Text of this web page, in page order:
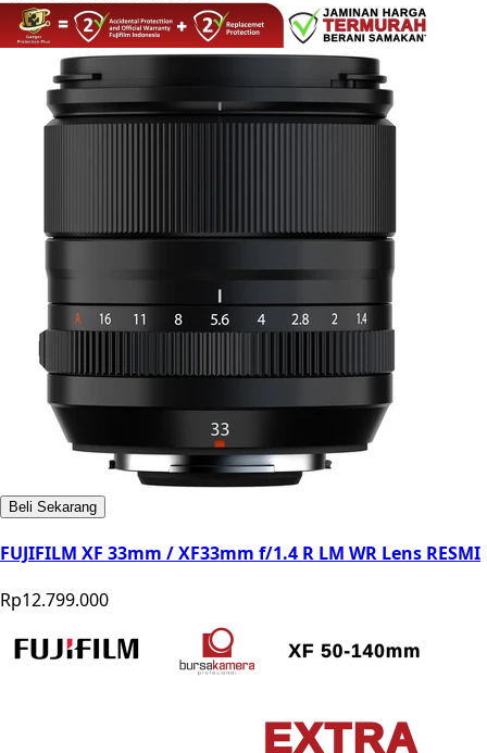
Beli Sekarang
FUJIFILM XF 33mm / XF33mm f/1.4 R LM WR Lens RESMI
Rp12.799.000